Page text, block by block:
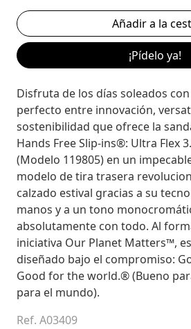
¡Pídelo ya!
Disfruta de los días soleados
perfecto entre innovación,
sostenibilidad que ofrece la
Hands Free Slip-ins®: Ultra Flex
(Modelo 119805) en un
modelo de tira trasera
calzado estival gracias a su
manos y a un tono
absolutamente con todo. Al
iniciativa Our Planet Matters™,
diseñado bajo el compromiso:
Good for the world.® (Bueno
para el mundo).
Ref. A03409